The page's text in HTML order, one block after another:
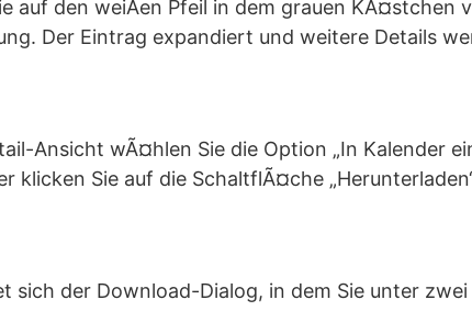
auf den weiÃen Pfeil in dem grauen
Der Eintrag expandiert und weitere Details
Ansicht wÃ¤hlen Sie die Option „In Kalender
klicken Sie auf die SchaltflÃ¤che
sich der Download-Dialog, in dem Sie unter